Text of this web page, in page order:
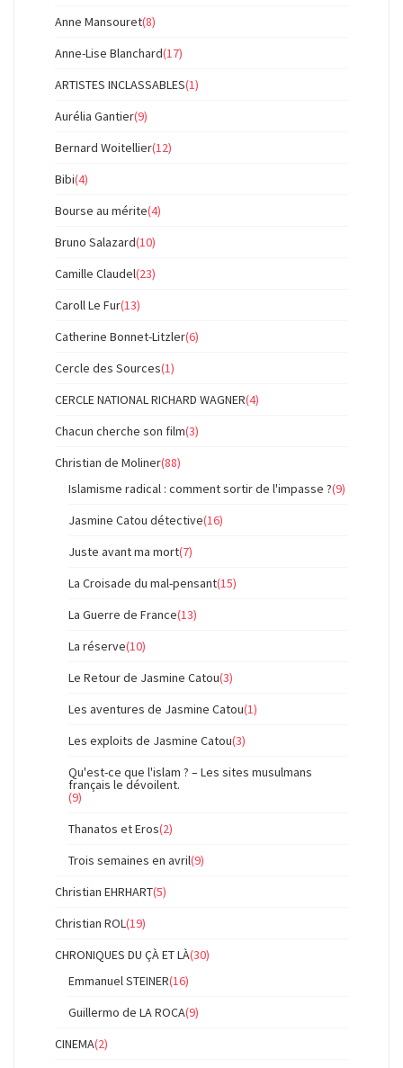
Anne Mansouret(8)
Anne-Lise Blanchard(17)
ARTISTES INCLASSABLES(1)
Aurélia Gantier(9)
Bernard Woitellier(12)
Bibi(4)
Bourse au mérite(4)
Bruno Salazard(10)
Camille Claudel(23)
Caroll Le Fur(13)
Catherine Bonnet-Litzler(6)
Cercle des Sources(1)
CERCLE NATIONAL RICHARD WAGNER(4)
Chacun cherche son film(3)
Christian de Moliner(88)
Islamisme radical : comment sortir de l'impasse ?(9)
Jasmine Catou détective(16)
Juste avant ma mort(7)
La Croisade du mal-pensant(15)
La Guerre de France(13)
La réserve(10)
Le Retour de Jasmine Catou(3)
Les aventures de Jasmine Catou(1)
Les exploits de Jasmine Catou(3)
Qu'est-ce que l'islam ? – Les sites musulmans
français le dévoilent.
(9)
Thanatos et Eros(2)
Trois semaines en avril(9)
Christian EHRHART(5)
Christian ROL(19)
CHRONIQUES DU ÇÀ ET LÀ(30)
Emmanuel STEINER(16)
Guillermo de LA ROCA(9)
CINEMA(2)